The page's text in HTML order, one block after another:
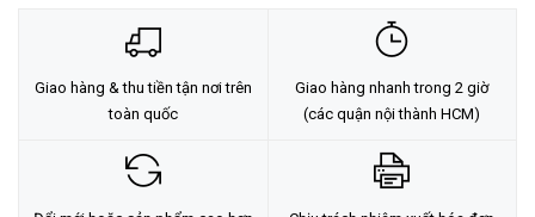
- Archer MR202 mang tới cho bạn tất cả những gì tốt nhất của
công nghệ 4G LTE, Archer MR202 cho phép bạn chia sẻ mạng 4G
LTE với nhiều thiết bị kết nối mà vẫn có thể tận hưởng sự mượt mà
khi xem video HD, tải các tập tin nhanh chóng mà không hề bị gián
Giao hàng & thu tiền tận nơi trên
toàn quốc
Giao hàng nhanh trong 2 giờ
(các quận nội thành HCM)